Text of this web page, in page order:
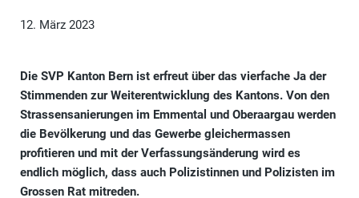
12. März 2023
Die SVP Kanton Bern ist erfreut über das vierfache Ja der
Stimmenden zur Weiterentwicklung des Kantons. Von den
Strassensanierungen im Emmental und Oberaargau werden
die Bevölkerung und das Gewerbe gleichermassen
profitieren und mit der Verfassungsänderung wird es
endlich möglich, dass auch Polizistinnen und Polizisten im
Grossen Rat mitreden.